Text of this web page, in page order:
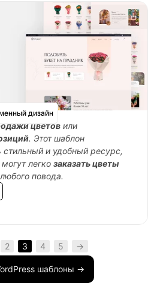
дизайн
цветов или
. Этот шаблон
стильный и удобный ресурс,
легко заказать цветы
повода.
2 3 4 5 →
шаблоны →